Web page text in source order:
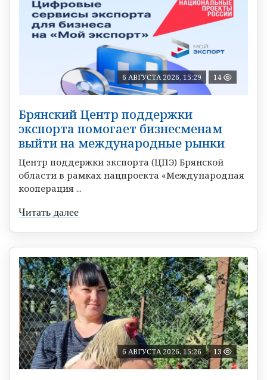
6 АВГУСТА 2026, 15:29 14
Брянский Центр поддержки
экспорта помогает бизнесменам
выйти на международные рынки
Центр поддержки экспорта (ЦПЭ) Брянской
области в рамках нацпроекта «Международная
кооперация ...
Читать далее
6 АВГУСТА 2026, 15:26 13